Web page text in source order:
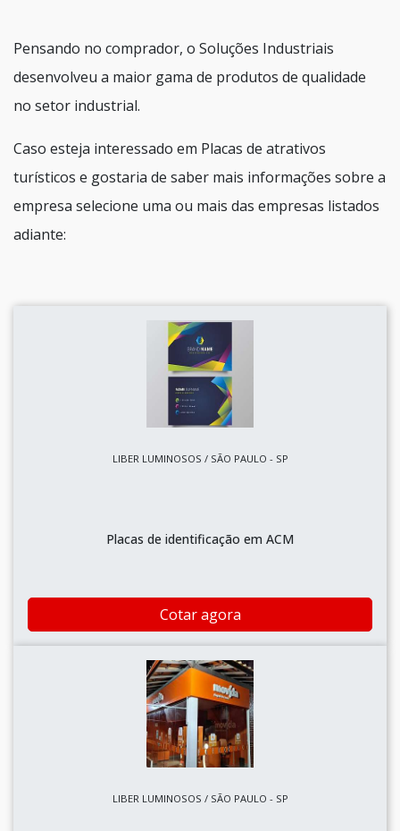
Pensando no comprador, o Soluções Industriais
desenvolveu a maior gama de produtos de qualidade
no setor industrial.
Caso esteja interessado em Placas de atrativos
turísticos e gostaria de saber mais informações sobre a
empresa selecione uma ou mais das empresas listados
adiante:
LIBER LUMINOSOS / SÃO PAULO - SP
Placas de identificação em ACM
Cotar agora
LIBER LUMINOSOS / SÃO PAULO - SP